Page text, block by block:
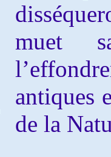
muet
antiques
de la